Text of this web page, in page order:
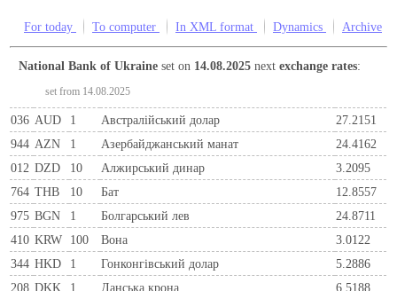
For today To computer In XML format Dynamics Archive
National Bank of Ukraine set on 14.08.2025 nextexchange rates:
set from 14.08.2025
036 AUD 1 Австралійський долар
27.2151
944 AZN 1 Азербайджанський манат
24.4162
012 DZD 10 Алжирський динар
3.2095
764 THB 10 Бат
12.8557
975 BGN 1 Болгарський лев
24.8711
410 KRW 100 Вона
3.0122
344 HKD 1 Гонконгівський долар
5.2886
208 DKK 1 Данська крона
6.5188